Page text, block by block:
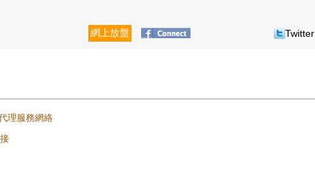
網上放盤 Twitter
理服務網絡